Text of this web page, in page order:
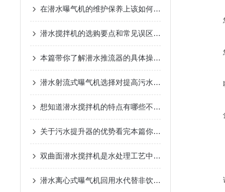
在潜水曝气机的维护保养上该如何做呢？
潜水搅拌机的选购要点和常见误区是什么？
本篇带你了解潜水推流器的具体操作流程
潜水射流式曝气机选择对提高污水处理和污泥排放具有重要作用
想知道潜水搅拌机的特点有哪些不妨看看这些
关于污水提升器的优势看完本篇你就知道了
双曲面潜水搅拌机是水处理工艺中的关键设备之一
潜水离心式曝气机回用水代替非饮用水模式